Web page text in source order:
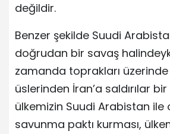
değildir.
Benzer şekilde Suudi
doğrudan bir savaş
zamanda toprakları
üslerinden İran’a saldırılar
ülkemizin Suudi Arabistan ile
savunma paktı kurması,